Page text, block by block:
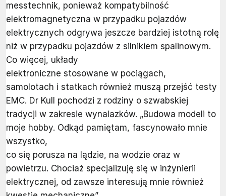
messtechnik, ponieważ kompatybilność
elektromagnetyczna w przypadku pojazdów
elektrycznych odgrywa jeszcze bardziej istotną rolę
niż w przypadku pojazdów z silnikiem spalinowym.
Co więcej, układy
elektroniczne stosowane w pociągach,
samolotach i statkach również muszą przejść testy
EMC. Dr Kull pochodzi z rodziny o szwabskiej
tradycji w zakresie wynalazków. „Budowa modeli to
moje hobby. Odkąd pamiętam, fascynowało mnie
wszystko,
co się porusza na lądzie, na wodzie oraz w
powietrzu. Chociaż specjalizuję się w inżynierii
elektrycznej, od zawsze interesują mnie również